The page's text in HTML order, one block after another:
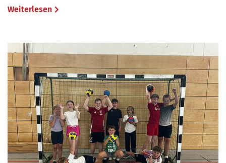
Weiterlesen